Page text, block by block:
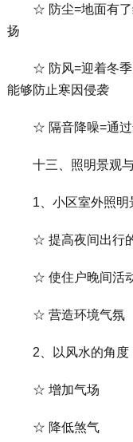
☆ 防尘=地面有了
扬
☆ 防风=迎着冬季
能够防止寒因侵袭
☆ 隔音降噪=通过
十三、照明景观与
1、小区室外照明
☆ 提高夜间出行
☆ 使住户晚间活动
☆ 营造环境气氛
2、以风水的角度
☆ 增加气场
☆ 降低煞气